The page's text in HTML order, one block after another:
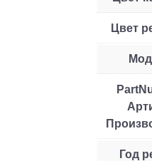
Цвет
Год